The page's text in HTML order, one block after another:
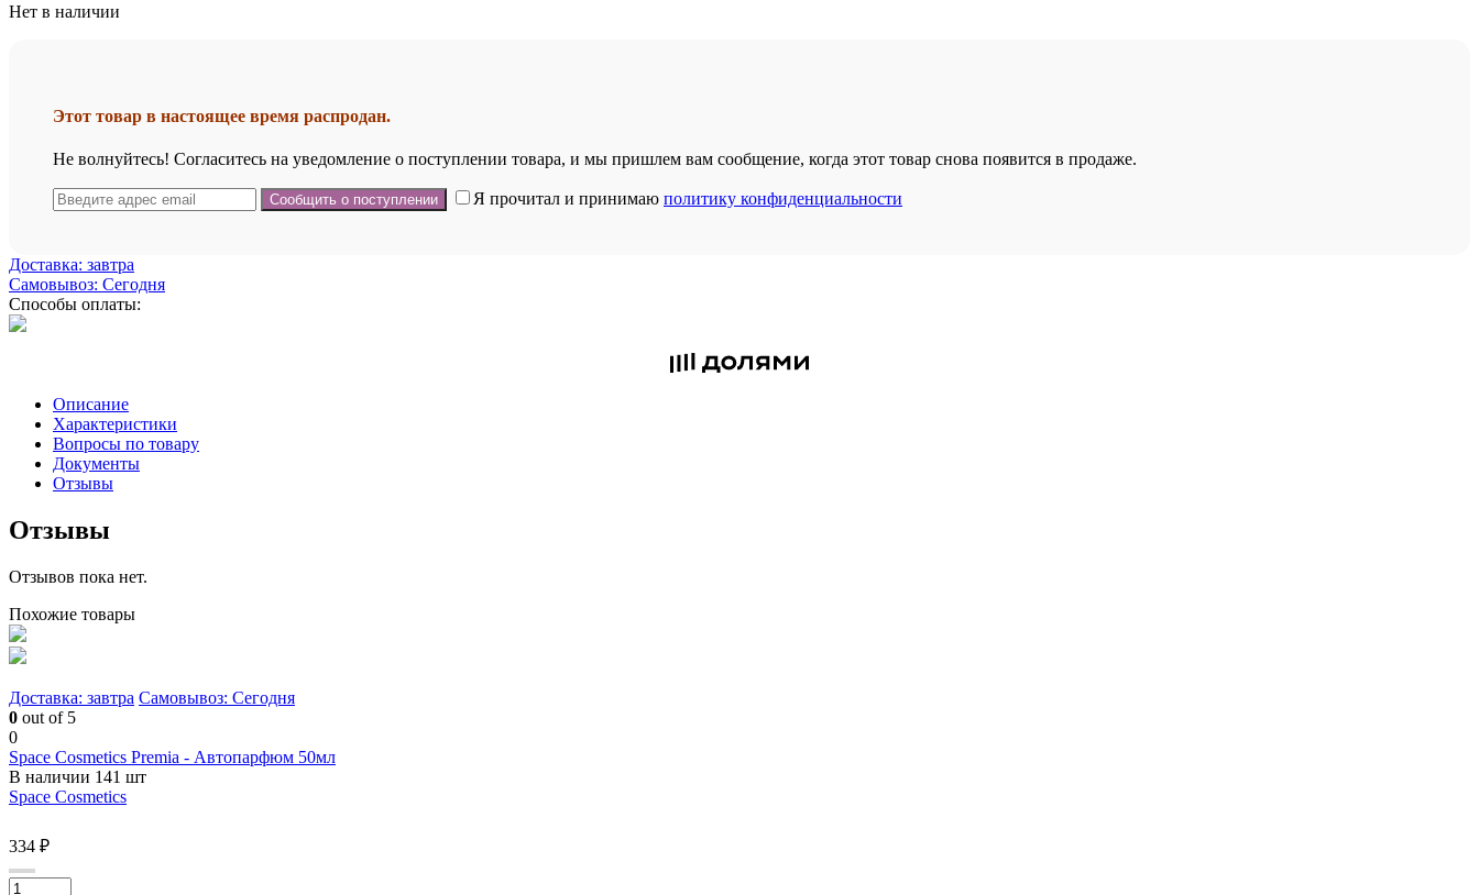
Нет в наличии
Этот товар в настоящее время распродан.
Не волнуйтесь! Согласитесь на уведомление о поступлении товара, и мы пришлем вам сообщение, когда этот товар снова появится в продаже.
Я прочитал и принимаю политику конфиденциальности
Доставка: завтра
Самовывоз: Сегодня
Способы оплаты:
Описание
Характеристики
Вопросы по товару
Документы
Отзывы
Отзывы
Отзывов пока нет.
Похожие товары
Доставка: завтра Самовывоз: Сегодня
0 out of 5
0
Space Cosmetics Premia - Автопарфюм 50мл
В наличии 141 шт
Space Cosmetics
334 ₽